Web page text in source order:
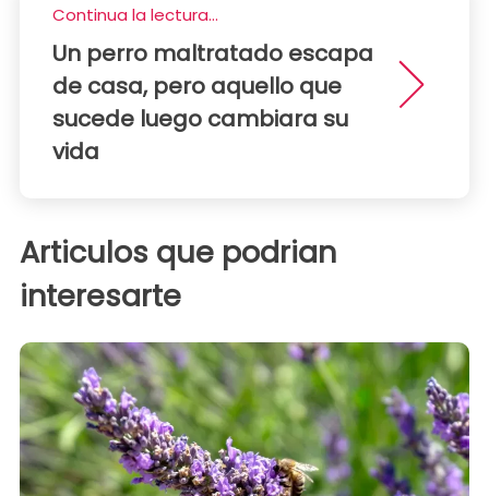
Continua la lectura...
Un perro maltratado escapa
de casa, pero aquello que
sucede luego cambiara su
vida
Articulos que podrian
interesarte